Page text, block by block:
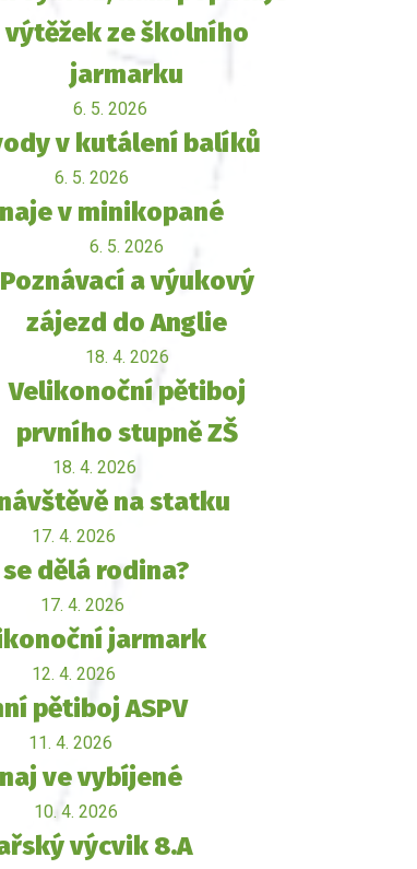
výtěžek ze školního
jarmarku
6. 5. 2026
v kutálení balíků
6. 5. 2026
v minikopané
6. 5. 2026
Poznávací a výukový
zájezd do Anglie
18. 4. 2026
Velikonoční pětiboj
prvního stupně ZŠ
18. 4. 2026
na statku
17. 4. 2026
se dělá rodina?
17. 4. 2026
jarmark
12. 4. 2026
pětiboj ASPV
11. 4. 2026
ve vybíjené
10. 4. 2026
výcvik 8.A